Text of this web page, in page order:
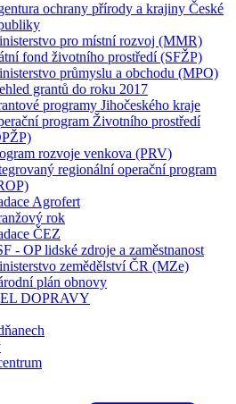
ochrany přírody a krajiny České
pro místní rozvoj (MMR)
fond životního prostředí (SFŽP)
průmyslu a obchodu (MPO)
grantů do roku 2017
programy Jihočeského kraje
program Životního prostředí
rozvoje venkova (PRV)
regionální operační program
Agrofert
rok
ČEZ
- OP lidské zdroje a zaměstnanost
zemědělství ČR (MZe)
plán obnovy
DOPRAVY